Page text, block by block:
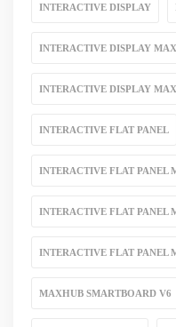
INTERACTIVE DISPLAY
INTERACTIVE DISPLAY
INTERACTIVE DISPLAY
INTERACTIVE FLAT PANEL
INTERACTIVE FLAT PANEL
INTERACTIVE FLAT PANEL
INTERACTIVE FLAT PANEL
MAXHUB SMARTBOARD V6